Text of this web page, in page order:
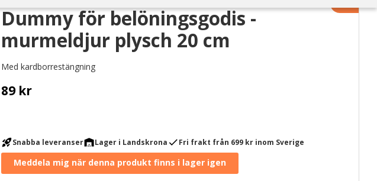
Dummy för belöningsgodis -
murmeldjur plysch 20 cm
Med kardborrestängning
89kr
Lägg
rocket_launchSnabba leveranserwarehouseLager i Landskrona checkFri frakt från 699 kr inom Sverige